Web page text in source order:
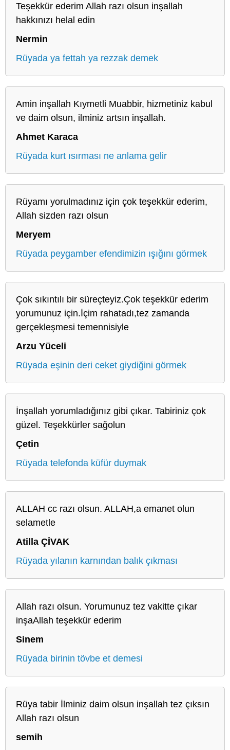
Teşekkür ederim Allah razı olsun inşallah
hakkınızı helal edin
Nermin
Rüyada ya fettah ya rezzak demek
Amin inşallah Kıymetli Muabbir, hizmetiniz kabul
ve daim olsun, ilminiz artsın inşallah.
Ahmet Karaca
Rüyada kurt ısırması ne anlama gelir
Rüyamı yorulmadınız için çok teşekkür ederim,
Allah sizden razı olsun
Meryem
Rüyada peygamber efendimizin ışığını görmek
Çok sıkıntılı bir süreçteyiz.Çok teşekkür ederim
yorumunuz için.İçim rahatadı,tez zamanda
gerçekleşmesi temennisiyle
Arzu Yüceli
Rüyada eşinin deri ceket giydiğini görmek
İnşallah yorumladığınız gibi çıkar. Tabiriniz çok
güzel. Teşekkürler sağolun
Çetin
Rüyada telefonda küfür duymak
ALLAH cc razı olsun. ALLAH,a emanet olun
selametle
Atilla ÇİVAK
Rüyada yılanın karnından balık çıkması
Allah razı olsun. Yorumunuz tez vakitte çıkar
inşaAllah teşekkür ederim
Sinem
Rüyada birinin tövbe et demesi
Rüya tabir İlminiz daim olsun inşallah tez çıksın
Allah razı olsun
semih